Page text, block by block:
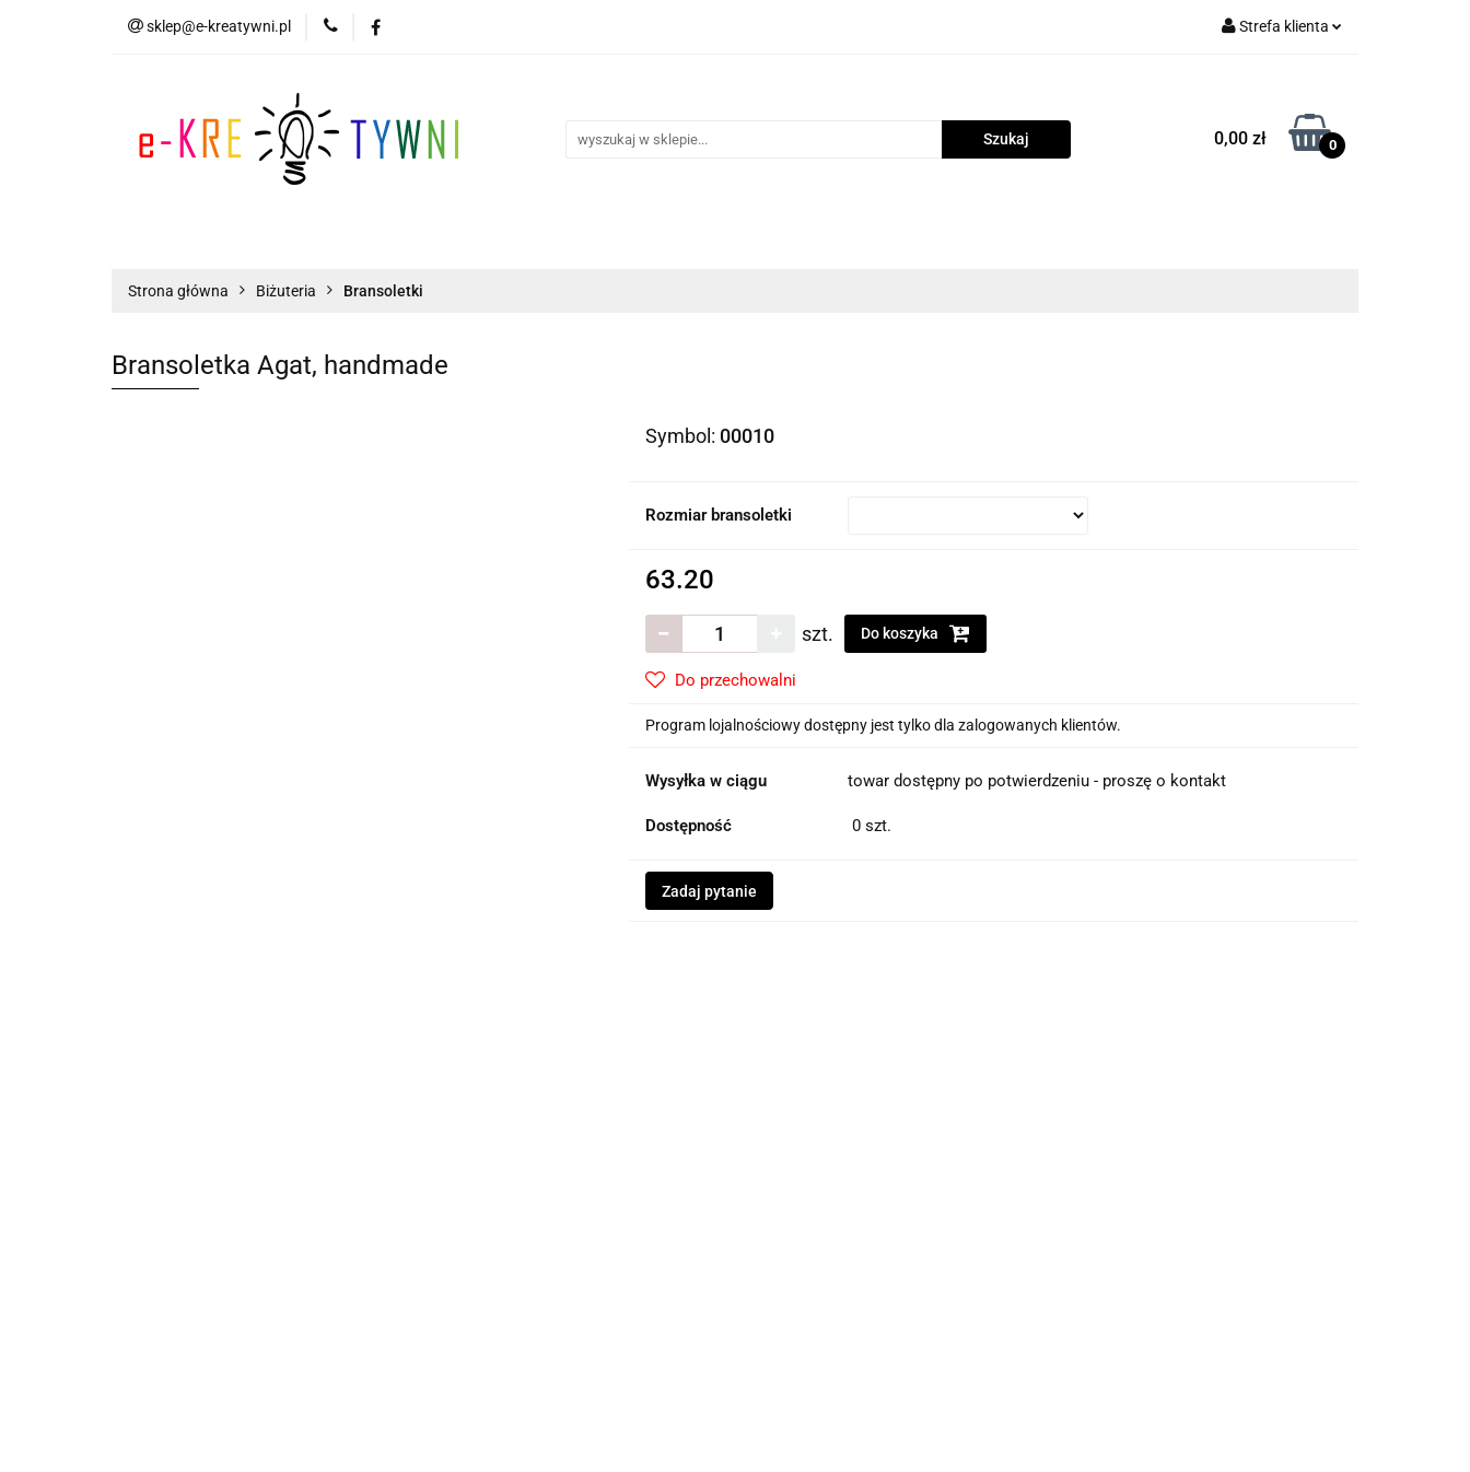
sklep@e-kreatywni.pl Strefa klienta
Zarejestruj się
Dodaj zgłoszenie
0,00 zł 0
Tworzenie Biżuterii
Biżuteria Nowości
Strona główna Biżuteria Bransoletki
Bransoletka Agat, handmade
Symbol: 00010
Rozmiar bransoletki
63.20
szt. Do koszyka
Do przechowalni
Program lojalnościowy dostępny jest tylko dla zalogowanych klientów.
Wysyłka w ciągu towar dostępny po potwierdzeniu - proszę o kontakt
Dostępność 0 szt.
Zadaj pytanie